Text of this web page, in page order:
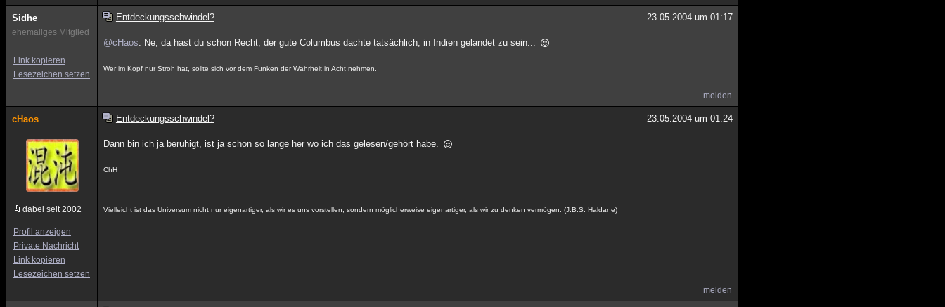
Sidhe
ehemaliges Mitglied
Link kopieren
Lesezeichen setzen
Entdeckungsschwindel? 23.05.2004 um 01:17
@cHaos: Ne, da hast du schon Recht, der gute Columbus dachte tatsächlich, in Indien gelandet zu sein...
Wer im Kopf nur Stroh hat, sollte sich vor dem Funken der Wahrheit in Acht nehmen.
melden
cHaos
dabei seit 2002
Profil anzeigen
Private Nachricht
Link kopieren
Lesezeichen setzen
Entdeckungsschwindel? 23.05.2004 um 01:24
Dann bin ich ja beruhigt, ist ja schon so lange her wo ich das gelesen/gehört habe.
ChH
Vielleicht ist das Universum nicht nur eigenartiger, als wir es uns vorstellen, sondern möglicherweise eigenartiger, als wir zu denken vermögen. (J.B.S. Haldane)
melden